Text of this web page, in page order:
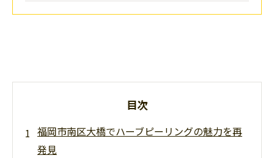
目次
福岡市南区大橋でハーブピーリングの魅力を再
発見